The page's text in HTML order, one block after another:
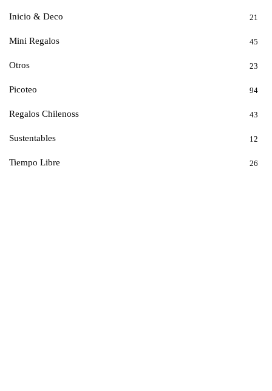
Inicio & Deco 21
Mini Regalos 45
Otros 23
Picoteo 94
Regalos Chilenoss 43
Sustentables 12
Tiempo Libre 26